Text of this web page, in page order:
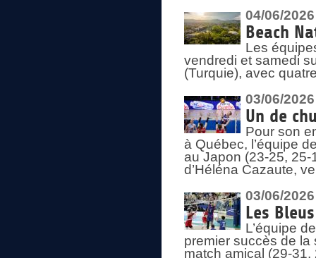
04/06/2026
Beach
Les
vendredi et samedi
(Turquie), avec
03/06/2026
Un de
Pour son
à Québec, l’équipe
au Japon (23-25,
d’Héléna Cazaute,
03/06/2026
Les
L’équipe
premier succès de la
match amical (29-